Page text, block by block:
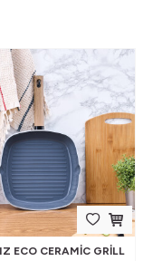
ECO CERAMIC GRILL